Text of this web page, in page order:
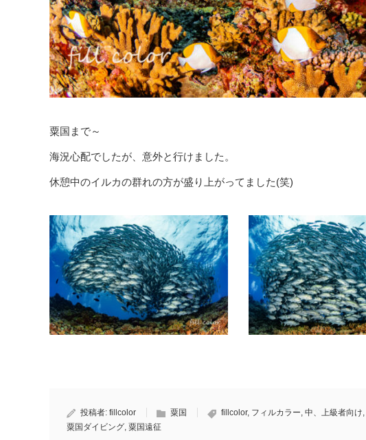
粟国まで～
海況心配でしたが、意外と行けました。
休憩中のイルカの群れの方が盛り上がってました(笑)
投稿者: fillcolor 粟国 fillcolor, フィルカラー 中、上級者向け
粟国ダイビング 粟国遠征